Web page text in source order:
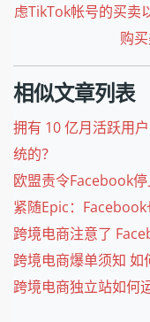
虑TikTok帐号的买卖
购
相似文章列表
拥有 10 亿月活跃用
统的？
欧盟责令Facebook
紧随Epic：
跨境电商注意了
跨境电商爆单须知
跨境电商独立站如何